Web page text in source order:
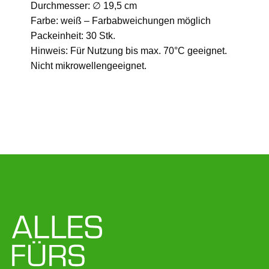
Durchmesser: ∅ 19,5 cm
Farbe: weiß – Farbabweichungen möglich
Packeinheit: 30 Stk.
Hinweis: Für Nutzung bis max. 70°C geeignet.
Nicht mikrowellengeeignet.